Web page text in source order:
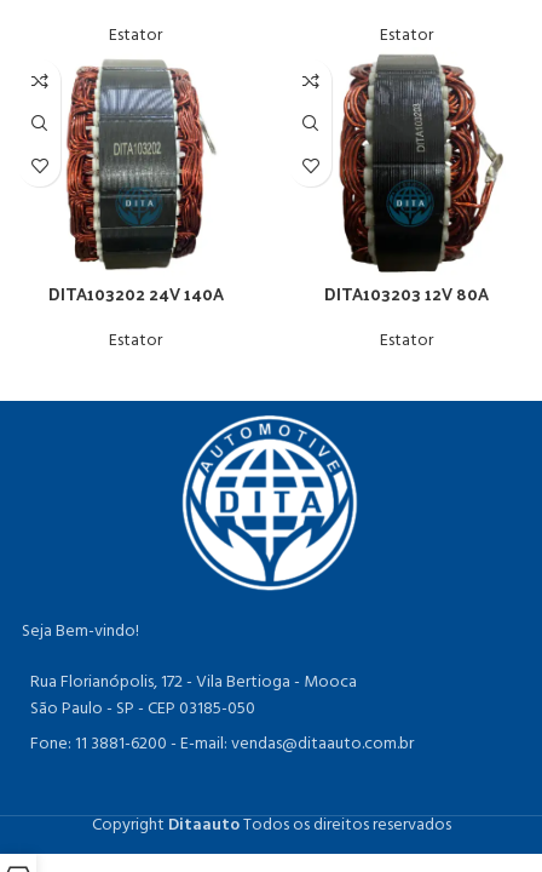
Estator Estator
DITA103202 24V 140A
Estator
DITA103203 12V 80A
Estator
Seja Bem-vindo!
Rua Florianópolis, 172 - Vila Bertioga - Mooca
São Paulo - SP - CEP 03185-050
Fone: 11 3881-6200 -E-mail: vendas@ditaauto.com.br
CopyrightDitaautoTodos os direitos reservados